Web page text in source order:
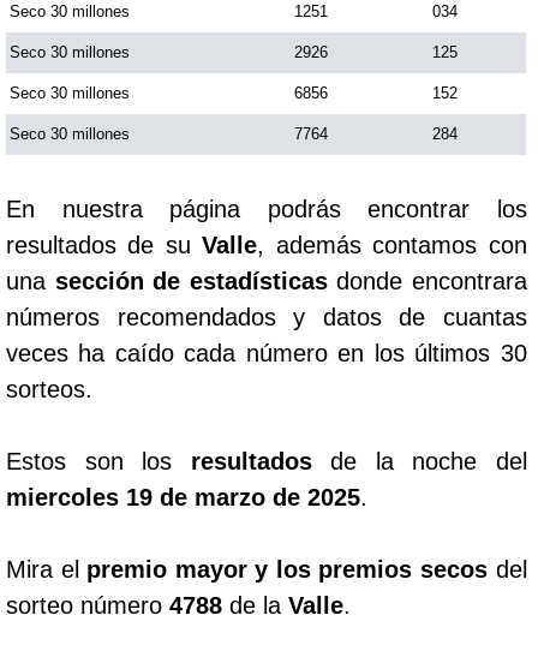
Saman de la suerte
Sinuano Día
Sinuano Noche
Super Chontico Noche
Seco 30 millones 1251 034
Seco 30 millones 2926 125
Seco 30 millones 6856 152
Seco 30 millones 7764 284
En nuestra página podrás encontrar los
resultados de suValle, además contamos con
una sección de estadísticasdonde encontrara
números recomendados y datos de cuantas
veces ha caído cada número en los últimos 30
sorteos.
Estos son los resultadosde la noche del
miercoles 19 de marzo de 2025.
Mira el premio mayor y los premios secosdel
sorteo número 4788 de la Valle.